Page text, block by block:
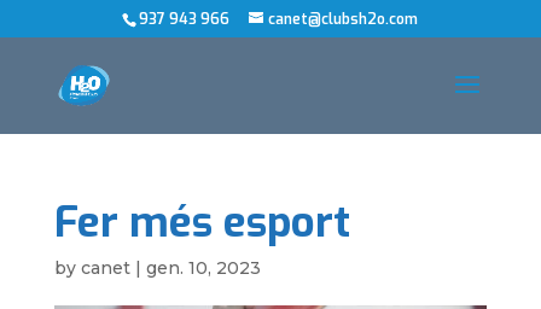
937 943 966 canet@clubsh2o.com
Fer més esport
by canet| gen. 10, 2023